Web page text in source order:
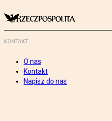
KONTAKT
O nas
Kontakt
Napisz do nas